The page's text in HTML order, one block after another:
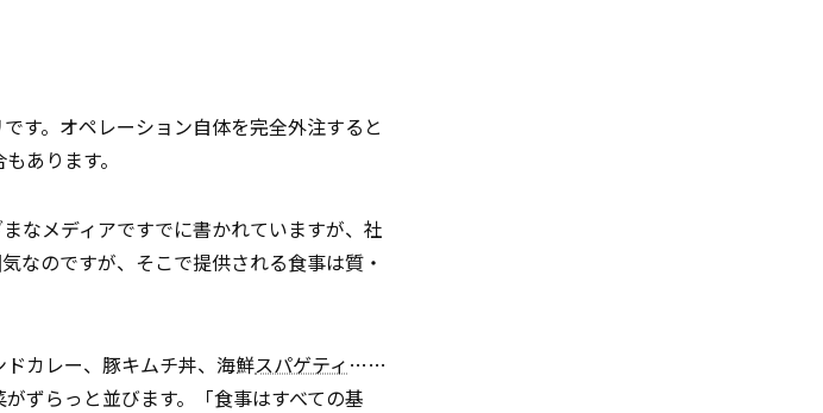
す。オペレーション自体を完全外注すると
あります。
なメディアですでに書かれていますが、社
なのですが、そこで提供される食事は質・
カレー、豚キムチ丼、海鮮スパゲティ ……
ずらっと並びます。「食事はすべての基